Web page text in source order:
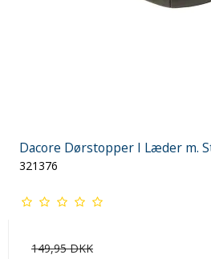
Dacore Dørstopper I Læder m.
321376
149,95 DKK